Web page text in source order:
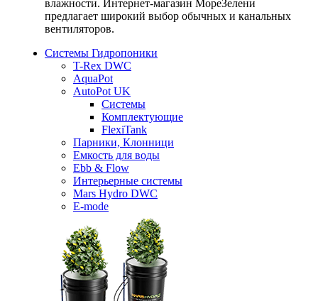
влажности. Интернет-магазин МореЗелени
предлагает широкий выбор обычных и канальных
вентиляторов.
Системы Гидропоники
T-Rex DWC
AquaPot
AutoPot UK
Системы
Комплектующие
FlexiTank
Парники, Клонници
Емкость для воды
Ebb & Flow
Интерьерные системы
Mars Hydro DWC
E-mode